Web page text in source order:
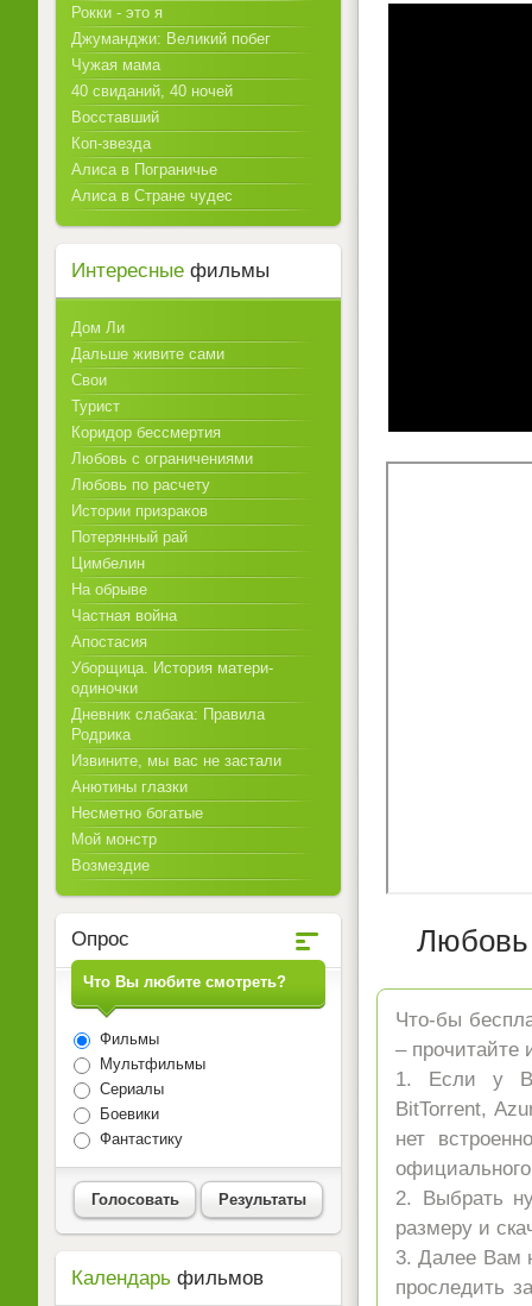
Любовь
Что-бы
– прочитайте
1. Если у
BitTorrent,
нет
2. Выбрать
размеру и
3. Далее Вам
проследить
Рокки - это я
Джуманджи: Великий побег
Чужая мама
40 свиданий, 40 ночей
Восставший
Коп-звезда
Алиса в Пограничье
Алиса в Стране чудес
Интересные фильмы
Дом Ли
Дальше живите сами
Свои
Турист
Коридор бессмертия
Любовь с ограничениями
Любовь по расчету
Истории призраков
Потерянный рай
Цимбелин
На обрыве
Частная война
Апостасия
Уборщица. История матери-
одиночки
Дневник слабака: Правила
Родрика
Извините, мы вас не застали
Анютины глазки
Несметно богатые
Мой монстр
Возмездие
Опрос
Что Вы любите смотреть?
Фильмы
Мультфильмы
Сериалы
Боевики
Фантастику
Голосовать Результаты
Календарь фильмов